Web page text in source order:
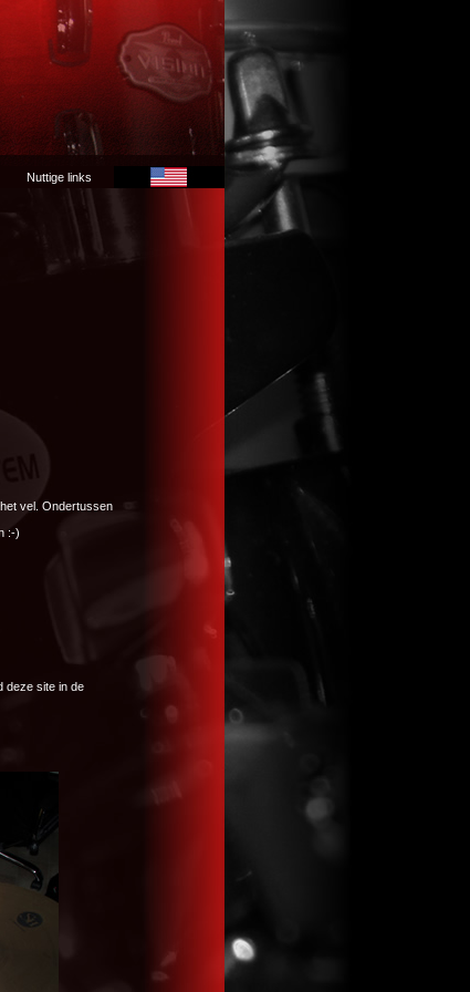
Nuttige links
vel. Ondertussen
:-)
deze site in de